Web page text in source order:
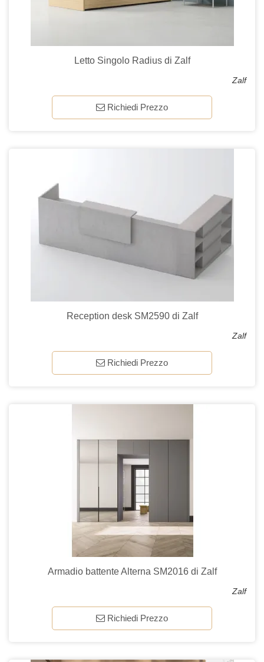
Letto Singolo Radius di Zalf
Zalf
Richiedi Prezzo
Reception desk SM2590 di Zalf
Zalf
Richiedi Prezzo
Armadio battente Alterna SM2016 di Zalf
Zalf
Richiedi Prezzo